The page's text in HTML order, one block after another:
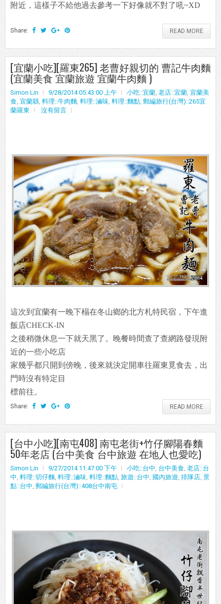
附近，這樣子不給他過去參考一下好像就不對了吼~XD
Share: READ MORE
[宜蘭小吃][羅東265] 老曹好親切的 曹記牛肉麵
(宜蘭美食 宜蘭旅遊 宜蘭牛肉麵 )
Simon Lin 9/28/2014 05:43:00 上午 小吃::宜蘭 老店::宜蘭 宜蘭美
食 宜蘭縣 料理::牛肉麵 料理::滷味 料理::麵點 郵編旅行(台灣)::265宜
蘭羅東
沒有留言
這次到宜蘭有一晚下榻在冬山鄉的北方札特民宿，下午進
飯店CHECK-IN
之後稍微休息一下就天黑了。晚餐時間查了查網路發現附
近的一些小吃店
家幾乎都只開到傍晚，後來就決定開車往羅東覓食去，出
門時沒有特定目
標前往。
Share: READ MORE
[台中小吃][南屯408] 南屯老街+竹仔腳陽春麵
50年老店 (台中美食 台中旅遊 在地人也愛吃)
Simon Lin 9/27/2014 11:47:00 下午 小吃::台中 台中美食 老店::台
中 料理::切仔麵 料理::滷味 料理::麵點 旅遊::台中 國內旅遊 排隊店 景
點::台中 郵編旅行(台灣)::408台中南屯